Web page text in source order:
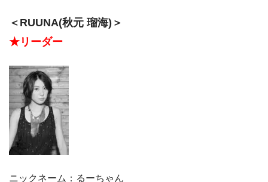
＜RUUNA(秋元 瑠海)＞
★リーダー
ニックネーム：るーちゃん